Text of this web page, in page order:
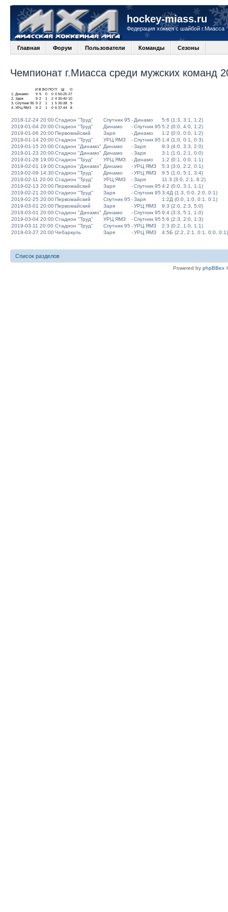
hockey-miass.ru
Федерация хоккея с шайбой г.Миасса
Главная Форум Пользователи Команды Сезоны
Чемпионат г.Миасса среди мужских команд
И В ВО ПО П
О
1.
Динамо 9 9 0 0 0 50-25 27
2. Заря 9 2 1 2 4 30-40 10
3. Спутник 95 9 2 1 1 5 30-38
9
4. УРЦ ЯМЗ 9 2 1 0 6 37-44 8
2018-12-24 20:00Стадион "Труд" Спутник 95 - Динамо
5:6 (1:3, 3:1, 1:2)
2019-01-04 20:00Стадион "Труд" Динамо -Спутник 95 5:2 (0:0, 4:0, 1:2)
2019-01-06 20:00Первомайский Заря - Динамо
1:2 (0:0, 0:0, 1:2)
2019-01-14 20:00Стадион "Труд" УРЦ ЯМЗ -Спутник 95 1:4 (1:0, 0:1, 0:3)
2019-01-15 20:00Стадион "Динамо" Динамо -Заря
9:3 (4:0, 3:3, 2:0)
2019-01-23 20:00Стадион "Динамо" Динамо -Заря
3:1 (1:0, 2:1, 0:0)
2019-01-28 19:00Стадион "Труд" УРЦ ЯМЗ - Динамо
1:2 (0:1, 0:0, 1:1)
2019-02-01 19:00Стадион "Динамо" Динамо -УРЦ ЯМЗ
5:3 (3:0, 2:2, 0:1)
2019-02-09 14:30Стадион "Труд" Динамо -УРЦ ЯМЗ
9:5 (1:0, 5:1, 3:4)
2019-02-11 20:00 Стадион "Труд" УРЦ ЯМЗ -Заря
11:3 (3:0, 2:1, 6:2)
2019-02-13 20:00Первомайский Заря -Спутник 95 4:2 (0:0, 3:1, 1:1)
2019-02-21 20:00Стадион "Труд" Заря -Спутник 95 3:4Д (1:3, 0:0, 2:0, 0:1)
2019-02-25 20:00Первомайский Спутник 95 -Заря
1:2Д (0:0, 1:0, 0:1, 0:1)
2019-03-01 20:00Первомайский Заря -УРЦ ЯМЗ
9:3 (2:0, 2:3, 5:0)
2019-03-01 20:00Стадион "Динамо" Динамо -Спутник 95 9:4 (3:3, 5:1, 1:0)
2019-03-04 20:00Стадион "Труд" УРЦ ЯМЗ -Спутник 95 5:6 (2:3, 2:0, 1:3)
2019-03-11 20:00 Стадион "Труд" Спутник 95 -УРЦ ЯМЗ
2:3 (0:2, 1:0, 1:1)
2019-03-27 20:00Чебаркуль Заря -УРЦ ЯМЗ 4:5Б (2:2, 2:1, 0:1, 0:0, 0:1)
Список разделов
Powered by phpBBex